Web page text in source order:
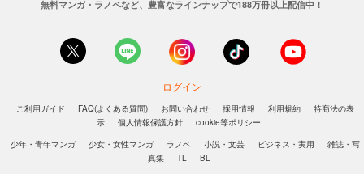
無料マンガ・ラノベなど、豊富なラインナップで188万冊以上配信中！
ログイン
ご利用ガイド FAQ(よくある質問) お問い合わせ 採用情報 利用規約
特商法の表
示
個人情報保護方針
cookie等ポリシー
少年・青年マンガ
少女・女性マンガ ラノベ 小説・文芸 ビジネス・実用
雑誌・写
真集
TL BL